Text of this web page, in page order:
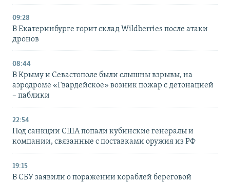
09:28
В Екатеринбурге горит склад Wildberries после атаки
дронов
08:44
В Крыму и Севастополе были слышны взрывы, на
аэродроме «Гвардейское» возник пожар с детонацией
– паблики
22:54
Под санкции США попали кубинские генералы и
компании, связанные с поставками оружия из РФ
19:15
В СБУ заявили о поражении кораблей береговой